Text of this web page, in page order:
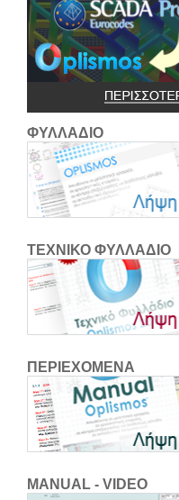
ΦΥΛΛΑΔΙΟ
ΤΕΧΝΙΚΟ ΦΥΛΛΑΔΙΟ
ΠΕΡΙΕΧΟΜΕΝΑ
MANUAL - VIDEO